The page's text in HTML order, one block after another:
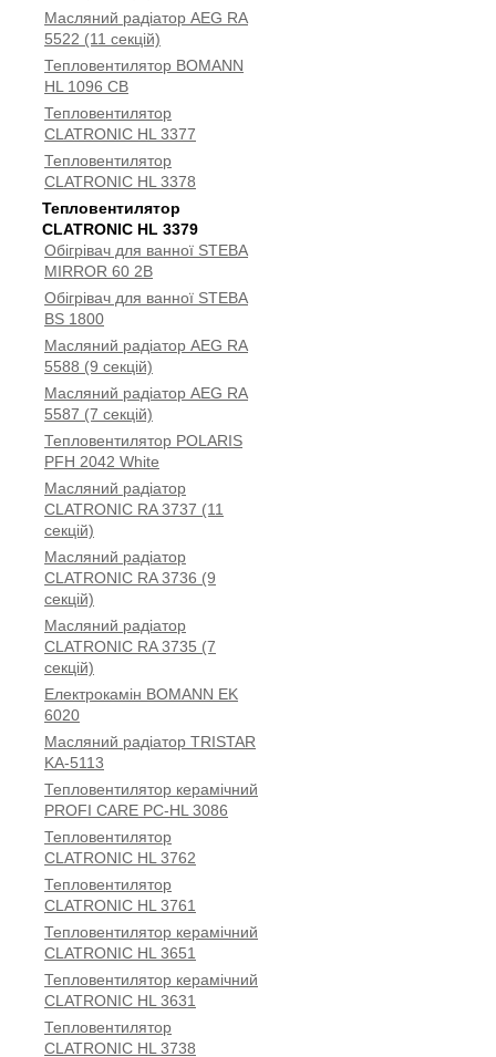
Масляний радіатор AEG RA
5522 (11 секцій)
Тепловентилятор BOMANN
HL 1096 CB
Тепловентилятор
CLATRONIC HL 3377
Тепловентилятор
CLATRONIC HL 3378
Тепловентилятор
CLATRONIC HL 3379
Обігрівач для ванної STEBA
MIRROR 60 2B
Обігрівач для ванної STEBA
BS 1800
Масляний радіатор AEG RA
5588 (9 секцій)
Масляний радіатор AEG RA
5587 (7 секцій)
Тепловентилятор POLARIS
PFH 2042 White
Масляний радіатор
CLATRONIC RA 3737 (11
секцій)
Масляний радіатор
CLATRONIC RA 3736 (9
секцій)
Масляний радіатор
CLATRONIC RA 3735 (7
секцій)
Електрокамін BOMANN EK
6020
Масляний радіатор TRISTAR
KA-5113
Тепловентилятор керамічний
PROFI CARE PC-HL 3086
Тепловентилятор
CLATRONIC HL 3762
Тепловентилятор
CLATRONIC HL 3761
Тепловентилятор керамічний
CLATRONIC HL 3651
Тепловентилятор керамічний
CLATRONIC HL 3631
Тепловентилятор
CLATRONIC HL 3738